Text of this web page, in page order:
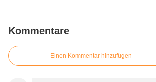
Kommentare
Einen Kommentar hinzufügen